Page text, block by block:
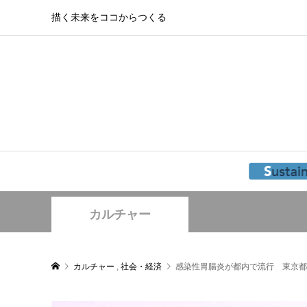
描く未来をココからつくる
カルチャー
カルチャー , 社会・経済 感染性胃腸炎が都内で流行 東京